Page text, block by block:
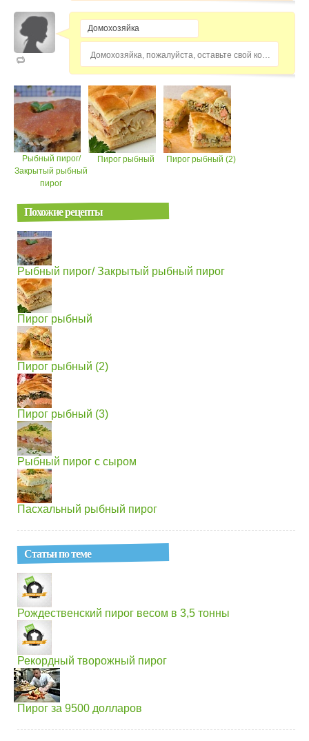
Рыбный пирог/
Закрытый рыбный
пирог
Пирог рыбный Пирог рыбный (2)
Похожие рецепты
Рыбный пирог/ Закрытый рыбный пирог
Пирог рыбный
Пирог рыбный (2)
Пирог рыбный (3)
Рыбный пирог с сыром
Пасхальный рыбный пирог
Статьи по теме
Рождественский пирог весом в 3,5 тонны
Рекордный творожный пирог
Пирог за 9500 долларов